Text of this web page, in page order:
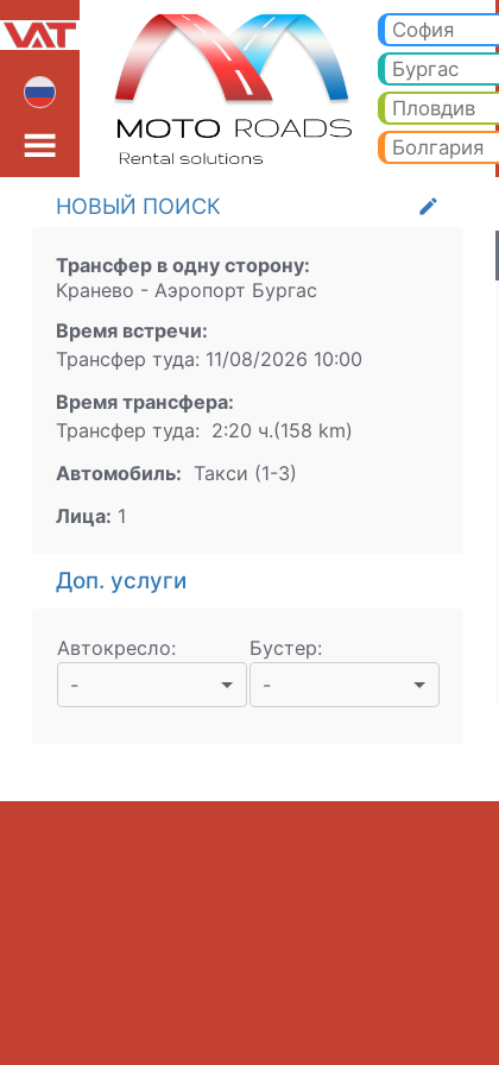
Кранево АэропортСофия
Бургас
Пловдив
Болгария
НОВЫЙ ПОИСК create
Трансфер в одну сторону:
Кранево - Аэропорт Бургас
Время встречи:
Трансфер туда: 11/08/2026 10:00
Время трансфера:
Трансфер туда: 2:20 ч.(158 km)
Aвтомобиль: Такси (1-3)
Лица: 1
Доп. услуги
Автокресло:
-
Бустер:
-